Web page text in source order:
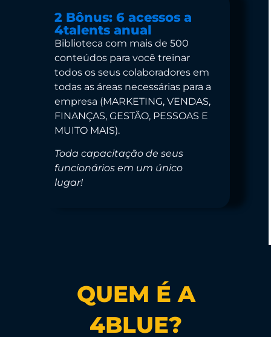
2 Bônus: 6 acessos a
4talents anual
Biblioteca com mais de 500
conteúdos para você treinar
todos os seus colaboradores em
todas as áreas necessárias para a
empresa (MARKETING, VENDAS,
FINANÇAS, GESTÃO, PESSOAS E
MUITO MAIS).
Toda capacitação de seus
funcionários em um único
lugar!
QUEM É A
4BLUE?